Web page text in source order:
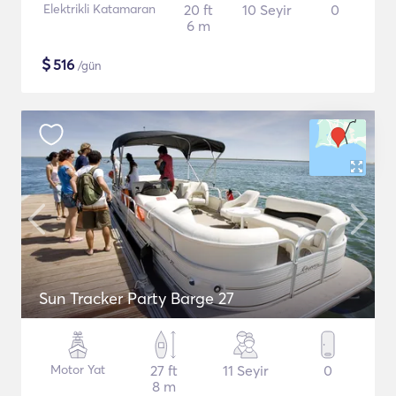
Elektrikli Katamaran
20 ft
6 m
10 Seyir 0
$516 /gün
Sun Tracker Party Barge 27
Motor Yat
27 ft
8 m
11 Seyir 0